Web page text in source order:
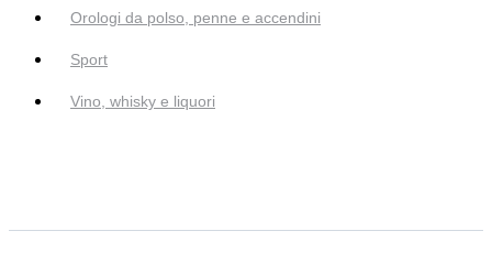
Orologi da polso, penne e accendini
Sport
Vino, whisky e liquori